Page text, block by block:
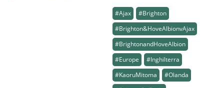
#Ajax
#Brighton
#Brighton&HoveAlbionvAjax
#BrightonandHoveAlbion
#Europe
#Inghilterra
#KaoruMitoma
#Olanda